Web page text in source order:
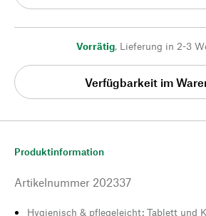
Vorrätig, Lieferung in 2-3
Verfügbarkeit im
Produktinformation
Artikelnummer 202337
Hygienisch & pflegeleicht: Tablett und